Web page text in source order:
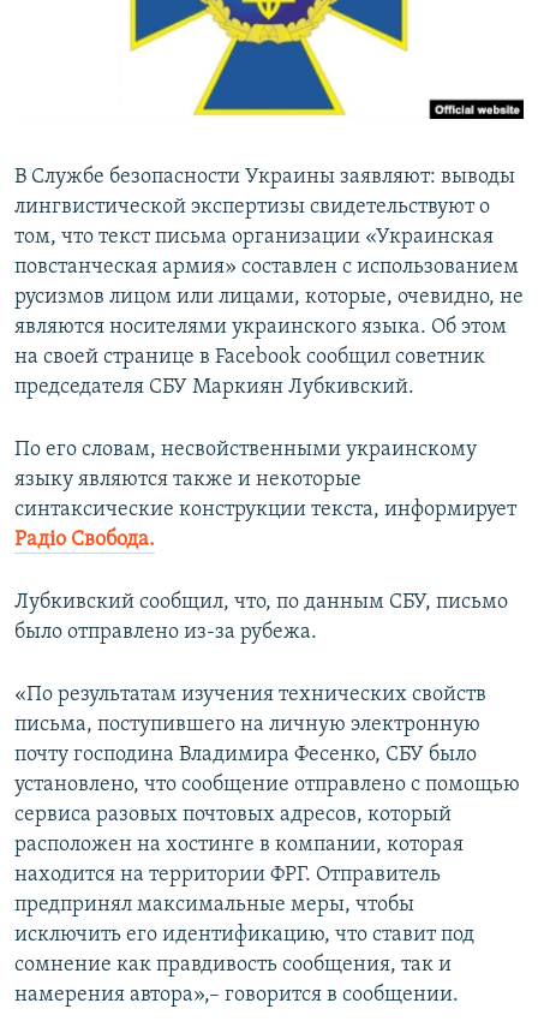
ПОБЕДИТЕЛЕЙ НЕ СУДЯТ?
ПРИСОЕДИНЯЙТЕСЬ!
Все сайты RFE/RL
В Службе безопасности Украины заявляют: выводы
лингвистической экспертизы свидетельствуют о
том, что текст письма организации «Украинская
повстанческая армия» составлен с использованием
русизмов лицом или лицами, которые, очевидно, не
являются носителями украинского языка. Об этом
на своей странице в Facebook сообщил советник
председателя СБУ Маркиян Лубкивский.
По его словам, несвойственными украинскому
языку являются также и некоторые
синтаксические конструкции текста, информирует
Радіо Свобода.
Лубкивский сообщил, что, по данным СБУ, письмо
было отправлено из-за рубежа.
«По результатам изучения технических свойств
письма, поступившего на личную электронную
почту господина Владимира Фесенко, СБУ было
установлено, что сообщение отправлено с помощью
сервиса разовых почтовых адресов, который
расположен на хостинге в компании, которая
находится на территории ФРГ. Отправитель
предпринял максимальные меры, чтобы
исключить его идентификацию, что ставит под
сомнение как правдивость сообщения, так и
намерения автора»,– говорится в сообщении.